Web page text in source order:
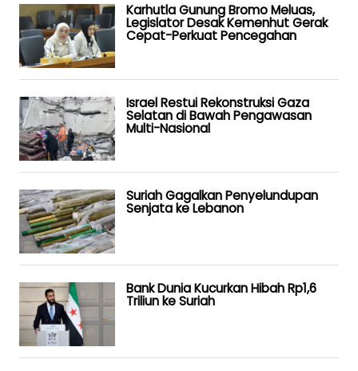
Karhutla Gunung Bromo Meluas,
Legislator Desak Kemenhut Gerak
Cepat-Perkuat Pencegahan
Israel Restui Rekonstruksi Gaza
Selatan di Bawah Pengawasan
Multi-Nasional
Suriah Gagalkan Penyelundupan
Senjata ke Lebanon
Bank Dunia Kucurkan Hibah Rp1,6
Triliun ke Suriah